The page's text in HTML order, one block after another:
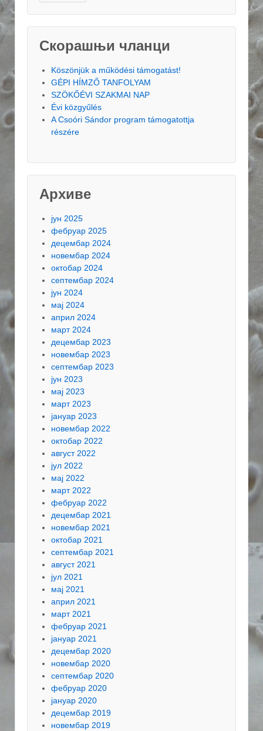
Скорашњи чланци
Köszönjük a működési támogatást!
GÉPI HÍMZŐ TANFOLYAM
SZÖKŐÉVI SZAKMAI NAP
Évi közgyűlés
A Csoóri Sándor program támogatottja
részére
Архиве
јун 2025
фебруар 2025
децембар 2024
новембар 2024
октобар 2024
септембар 2024
јун 2024
мај 2024
април 2024
март 2024
децембар 2023
новембар 2023
септембар 2023
јун 2023
мај 2023
март 2023
јануар 2023
новембар 2022
октобар 2022
август 2022
јул 2022
мај 2022
март 2022
фебруар 2022
децембар 2021
новембар 2021
октобар 2021
септембар 2021
август 2021
јул 2021
мај 2021
април 2021
март 2021
фебруар 2021
јануар 2021
децембар 2020
новембар 2020
септембар 2020
фебруар 2020
јануар 2020
децембар 2019
новембар 2019